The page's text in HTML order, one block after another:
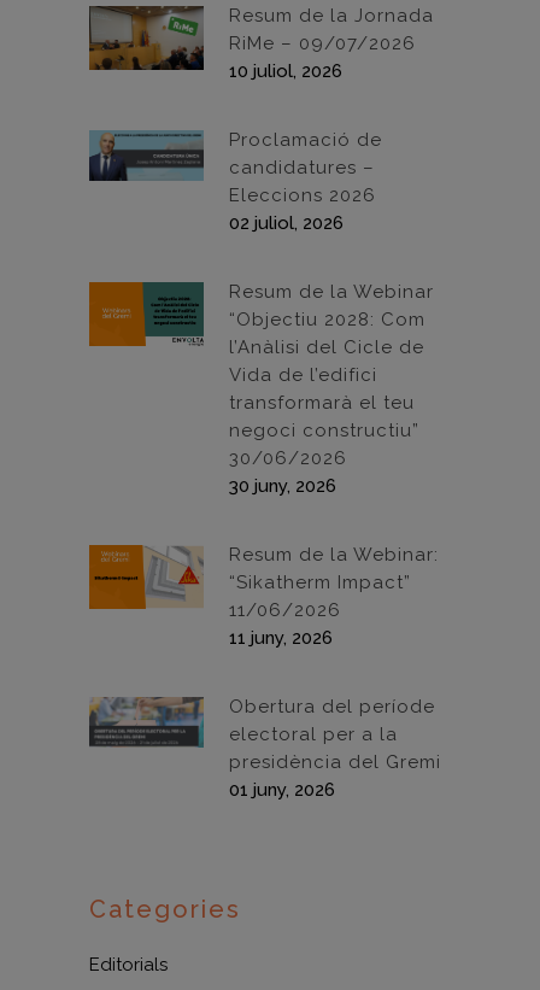
Resum de la Jornada
RiMe – 09/07/2026
10 juliol, 2026
Proclamació de
candidatures –
Eleccions 2026
02 juliol, 2026
Resum de la Webinar
“Objectiu 2028: Com
l’Anàlisi del Cicle de
Vida de l’edifici
transformarà el teu
negoci constructiu”
30/06/2026
30 juny, 2026
Resum de la Webinar:
“Sikatherm Impact”
11/06/2026
11 juny, 2026
Obertura del període
electoral per a la
presidència del Gremi
01 juny, 2026
Categories
Editorials